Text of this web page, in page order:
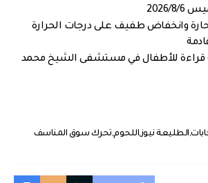
8/6
وانخفاض طفيف على درجات الحرارة
قراءة للأطفال في مستشفى الشيخ محمد
الطليعة نيوزاللحوم تحرك سوق المناسف